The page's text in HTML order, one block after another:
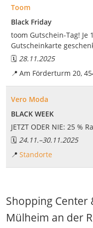
Toom
Black Friday
toom Gutschein-Tag! Je
Gutscheinkarte
🗓️ 28.11.2025
📍 Am Förderturm 20,
Vero Moda
BLACK WEEK
JETZT ODER NIE: 25 %
🗓️ 24.11.–30.11.2025
📍 Standorte
Shopping Center
Mülheim an der